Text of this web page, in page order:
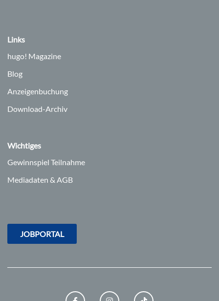
Links
hugo! Magazine
Blog
Anzeigenbuchung
Download-Archiv
Wichtiges
Gewinnspiel Teilnahme
Mediadaten & AGB
JOBPORTAL